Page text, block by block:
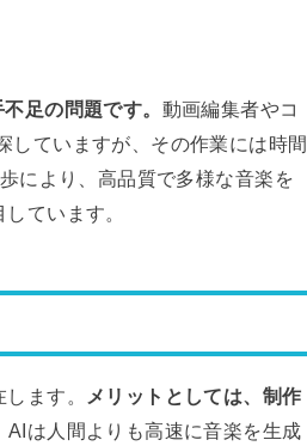
足の問題です。 動画編集者やコ
していますが、その作業には時間
により、高品質で多様な音楽を
ています。
ます。
メリットとしては、制作
AIは人間よりも高速に音楽を生成